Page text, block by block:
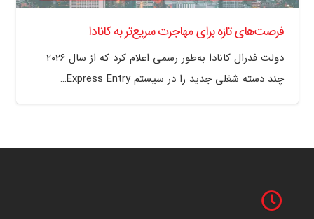
فرصت‌های تازه برای مهاجرت سریع‌تر به کانادا
دولت فدرال کانادا به‌طور رسمی اعلام کرد که از سال ۲۰۲۶
چند دسته شغلی جدید را در سیستم Express Entry…